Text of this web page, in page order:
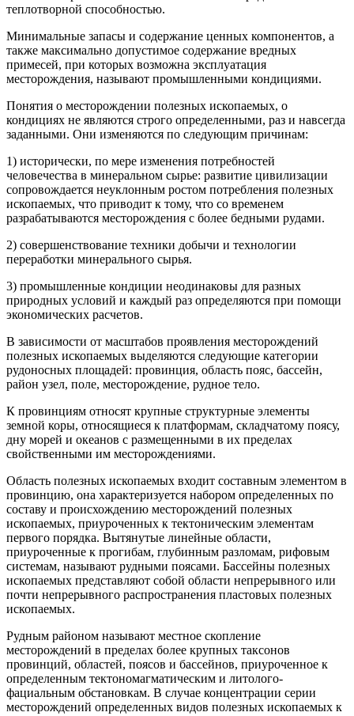
теплотворной способностью.
Минимальные запасы и содержание ценных компонентов, а
также максимально допустимое содержание вредных
примесей, при которых возможна эксплуатация
месторождения, называют промышленными кондициями.
Понятия о месторождении полезных ископаемых, о
кондициях не являются строго определенными, раз и навсегда
заданными. Они изменяются по следующим причинам:
1) исторически, по мере изменения потребностей
человечества в минеральном сырье: развитие цивилизации
сопровождается неуклонным ростом потребления полезных
ископаемых, что приводит к тому, что со временем
разрабатываются месторождения с более бедными рудами.
2) совершенствование техники добычи и технологии
переработки минерального сырья.
3) промышленные кондиции неодинаковы для разных
природных условий и каждый раз определяются при помощи
экономических расчетов.
В зависимости от масштабов проявления месторождений
полезных ископаемых выделяются следующие категории
рудоносных площадей: провинция, область пояс, бассейн,
район узел, поле, месторождение, рудное тело.
К провинциям относят крупные структурные элементы
земной коры, относящиеся к платформам, складчатому поясу,
дну морей и океанов с размещенными в их пределах
свойственными им месторождениями.
Область полезных ископаемых входит составным элементом в
провинцию, она характеризуется набором определенных по
составу и происхождению месторождений полезных
ископаемых, приуроченных к тектоническим элементам
первого порядка. Вытянутые линейные области,
приуроченные к прогибам, глубинным разломам, рифовым
системам, называют рудными поясами. Бассейны полезных
ископаемых представляют собой области непрерывного или
почти непрерывного распространения пластовых полезных
ископаемых.
Рудным районом называют местное скопление
месторождений в пределах более крупных таксонов
провинций, областей, поясов и бассейнов, приуроченное к
определенным тектономагматическим и литолого-
фациальным обстановкам. В случае концентрации серии
месторождений определенных видов полезных ископаемых к